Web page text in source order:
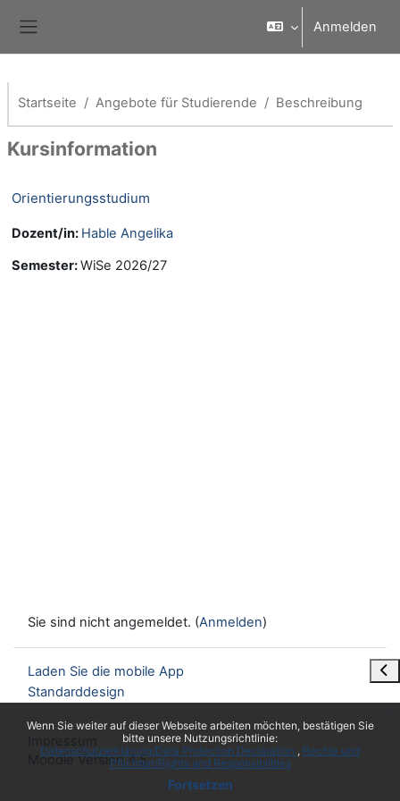
Wenn Sie weiter auf dieser Webseite arbeiten möchten, bestätigen Sie
bitte unsere Nutzungsrichtlinie:
Datenschutzerklärung/Data Protection Declaration
Rechte und
Pflichten/Rights and Responsibilities
Fortsetzen
Anmelden
Startseite Angebote für Studierende Beschreibung
Kursinformation
Orientierungsstudium
Dozent/in: Hable Angelika
Semester:WiSe 2026/27
Sie sind nicht angemeldet. (Anmelden)
Laden Sie die mobile App
Standarddesign
Moodle Version 4.5